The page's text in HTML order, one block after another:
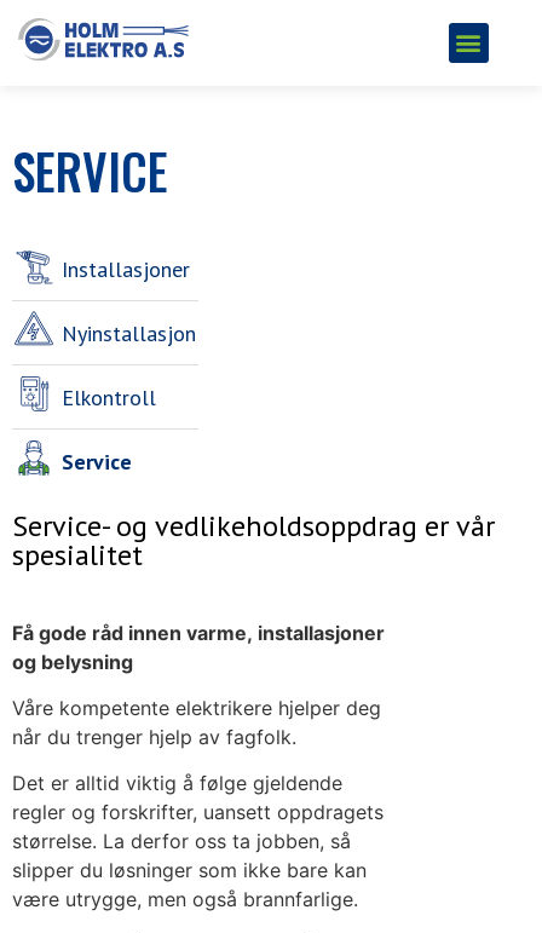
SERVICE
Installasjoner
Nyinstallasjon
Elkontroll
Service
Service- og vedlikeholdsoppdrag er vår
spesialitet
Få gode råd innen varme, installasjoner
og belysning
Våre kompetente elektrikere hjelper deg
når du trenger hjelp av fagfolk.
Det er alltid viktig å følge gjeldende
regler og forskrifter, uansett oppdragets
størrelse. La derfor oss ta jobben, så
slipper du løsninger som ikke bare kan
være utrygge, men også brannfarlige.